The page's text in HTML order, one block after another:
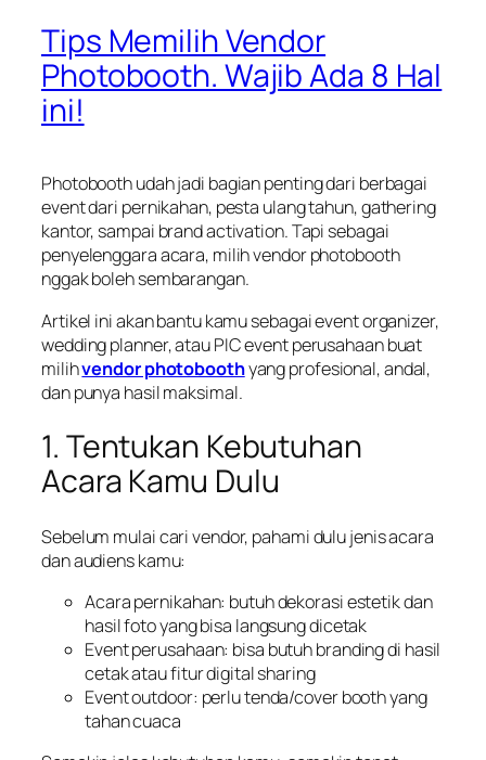
Tips Memilih Vendor
Photobooth. Wajib Ada 8 Hal
ini!
Photobooth udah jadi bagian penting dari berbagai
event dari pernikahan, pesta ulang tahun, gathering
kantor, sampai brand activation. Tapi sebagai
penyelenggara acara, milih vendor photobooth
nggak boleh sembarangan.
Artikel ini akan bantu kamu sebagai event organizer,
wedding planner, atau PIC event perusahaan buat
milihvendor photoboothyang profesional, andal,
dan punya hasil maksimal.
1. Tentukan Kebutuhan
Acara Kamu Dulu
Sebelum mulai cari vendor, pahami dulu jenis acara
dan audiens kamu:
Acara pernikahan: butuh dekorasi estetik dan
hasil foto yang bisa langsung dicetak
Event perusahaan: bisa butuh branding di hasil
cetak atau fitur digital sharing
Event outdoor: perlu tenda/cover booth yang
tahan cuaca